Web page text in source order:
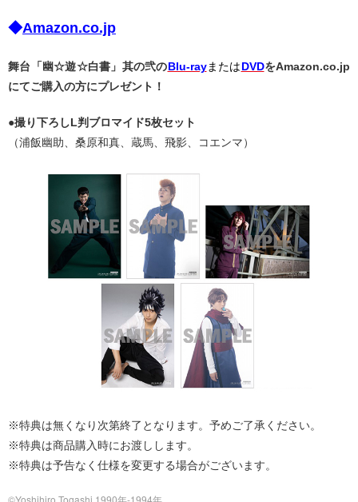
◆Amazon.co.jp
舞台「幽☆遊☆白書」其の弐のBlu-rayまたはDVDをAmazon.co.jp
にてご購入の方にプレゼント！
●撮り下ろしL判ブロマイド5枚セット
（浦飯幽助、桑原和真、蔵馬、飛影、コエンマ）
※特典は無くなり次第終了となります。予めご了承ください。
※特典は商品購入時にお渡しします。
※特典は予告なく仕様を変更する場合がございます。
©Yoshihiro Togashi 1990年-1994年